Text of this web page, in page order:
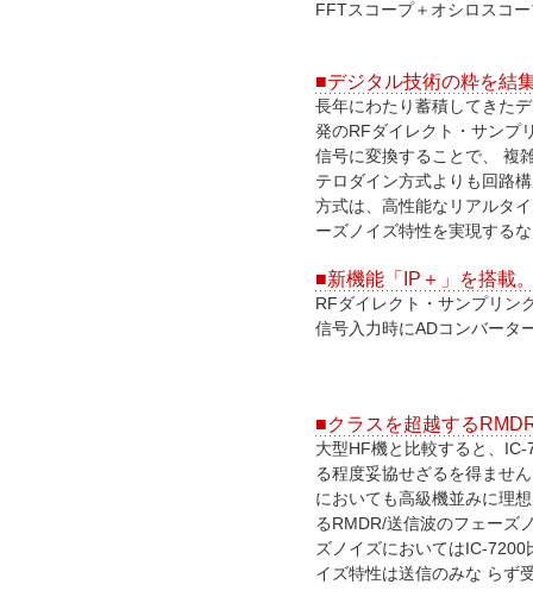
FFTスコープ＋オシロスコ
■デジタル技術の粋を結
長年にわたり蓄積してきた
発のRFダイレクト・サンプ
信号に変換することで、 複
テロダイン方式よりも回路
方式は、高性能なリアルタ
ーズノイズ特性を実現する
■新機能「IP＋」を搭載
RFダイレクト・サンプリン
信号入力時にADコンバータ
■クラスを超越する
大型HF機と比較すると、
る程度妥協せざるを得ませ
においても高級機並みに理
るRMDR/送信波のフェーズ
ズノイズにおいてはIC-
イズ特性は送信のみな らず